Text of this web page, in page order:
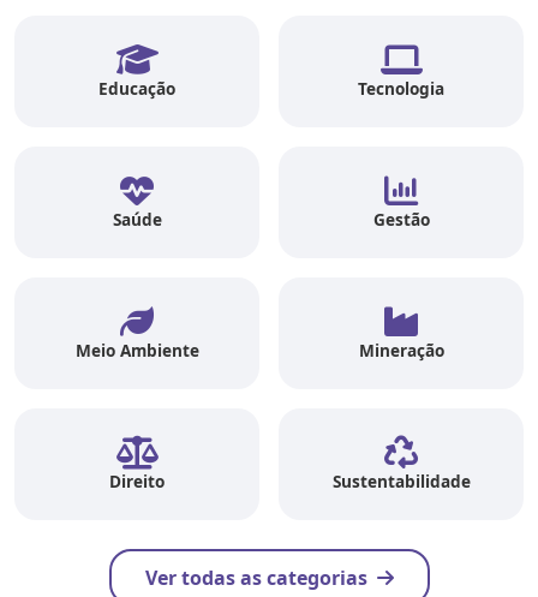
Educação Tecnologia
Saúde Gestão
Meio Ambiente Mineração
Direito Sustentabilidade
Ver todas as categorias